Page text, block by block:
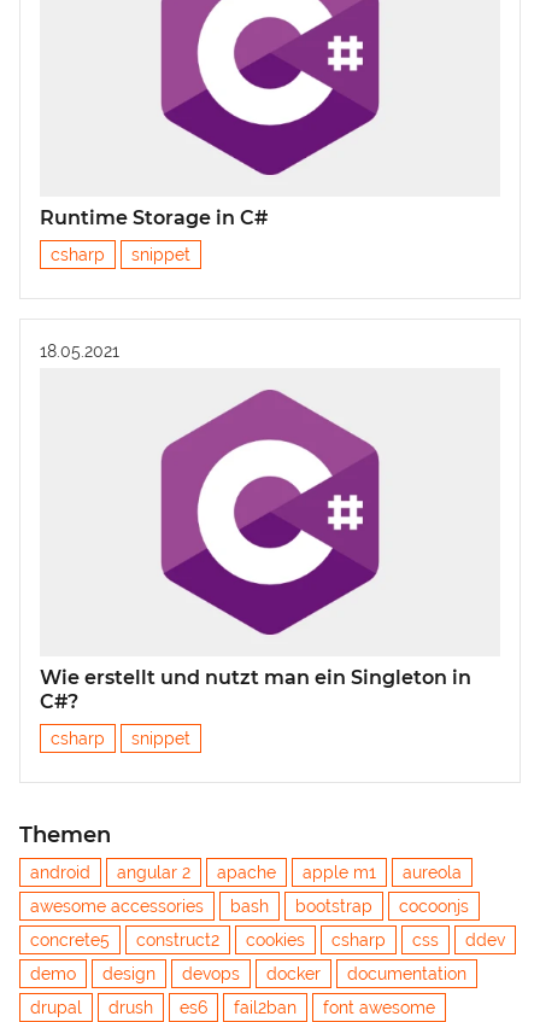
Runtime Storage in C#
csharp snippet
18.05.2021
Wie erstellt und nutzt man ein Singleton in
C#?
csharp snippet
Themen
android angular 2 apache apple m1
aureola
awesome accessories
bash bootstrap
cocoonjs
concrete5
construct2 cookies csharp css
ddev
demo
design devops docker
documentation
drupal
drush es6 fail2ban
font awesome